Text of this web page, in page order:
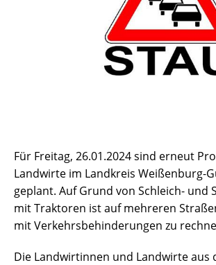
Für Freitag, 26.01.2024 sind erneut
Landwirte im Landkreis Weißenburg-
geplant. Auf Grund von Schleich- und
mit Traktoren ist auf mehreren
mit Verkehrsbehinderungen zu
Die Landwirtinnen und Landwirte aus